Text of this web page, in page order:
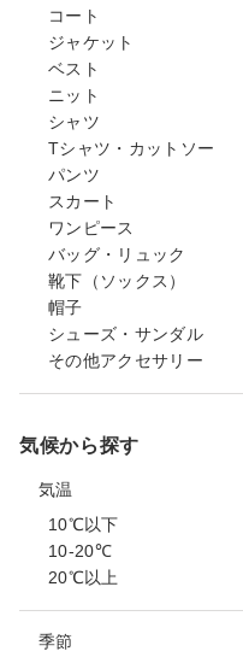
コート
ジャケット
ベスト
ニット
シャツ
Tシャツ・カットソー
パンツ
スカート
ワンピース
バッグ・リュック
靴下（ソックス）
帽子
シューズ・サンダル
その他アクセサリー
気候から探す
気温
10℃以下
10-20℃
20℃以上
季節